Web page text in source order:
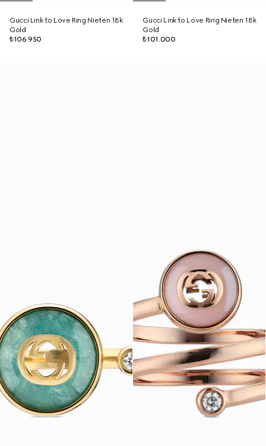
Gucci Link to Love Ring Nieten 18k
Gold
₺106.950
Gucci Link to Love Ring Nieten 18k
Gold
₺101.000